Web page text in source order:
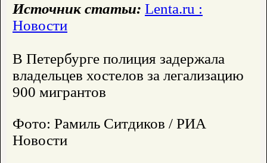
Источник статьи: Lenta.ru :
Новости
В Петербурге полиция задержала
владельцев хостелов за легализацию
900 мигрантов
Фото: Рамиль Ситдиков / РИА
Новости